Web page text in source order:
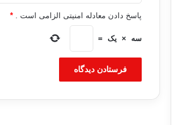
پاسخ دادن معادله امنیتی الزامی است . *
سه × یک =